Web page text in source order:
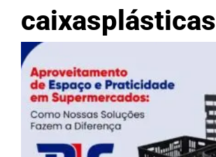
caixasplásticas